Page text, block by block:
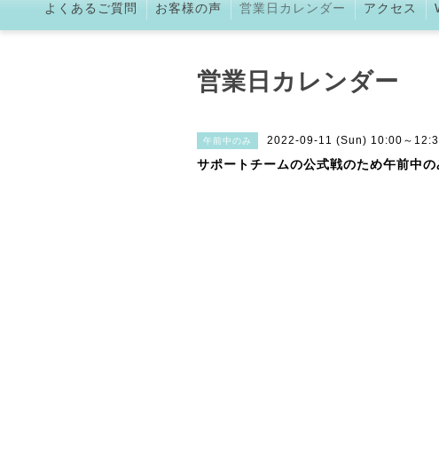
よくあるご質問
お客様の声 営業日カレンダー アクセス
営業日カレンダー
午前中のみ 2022-09-11 (Sun) 10:00～
サポートチームの公式戦のため午前中